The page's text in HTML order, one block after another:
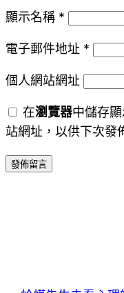
顯示名稱 *
電子郵件地址 *
個人網站網址
在瀏覽器中儲存
站網址，以供下次發